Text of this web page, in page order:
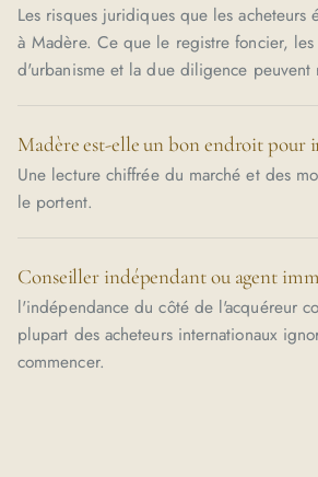
Les risques juridiques que les acheteurs
à Madère. Ce que le registre foncier, les
d'urbanisme et la due diligence peuvent
Madère est-elle un bon endroit pour
Une lecture chiffrée du marché et des
le portent.
Conseiller indépendant ou agent
l'indépendance du côté de l'acquéreur
plupart des acheteurs internationaux
commencer.